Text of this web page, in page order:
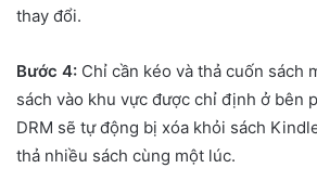
thay đổi.
Bước 4: Chỉ cần kéo và thả cuốn sách
sách vào khu vực được chỉ định ở bên
DRM sẽ tự động bị xóa khỏi sách
thả nhiều sách cùng một lúc.